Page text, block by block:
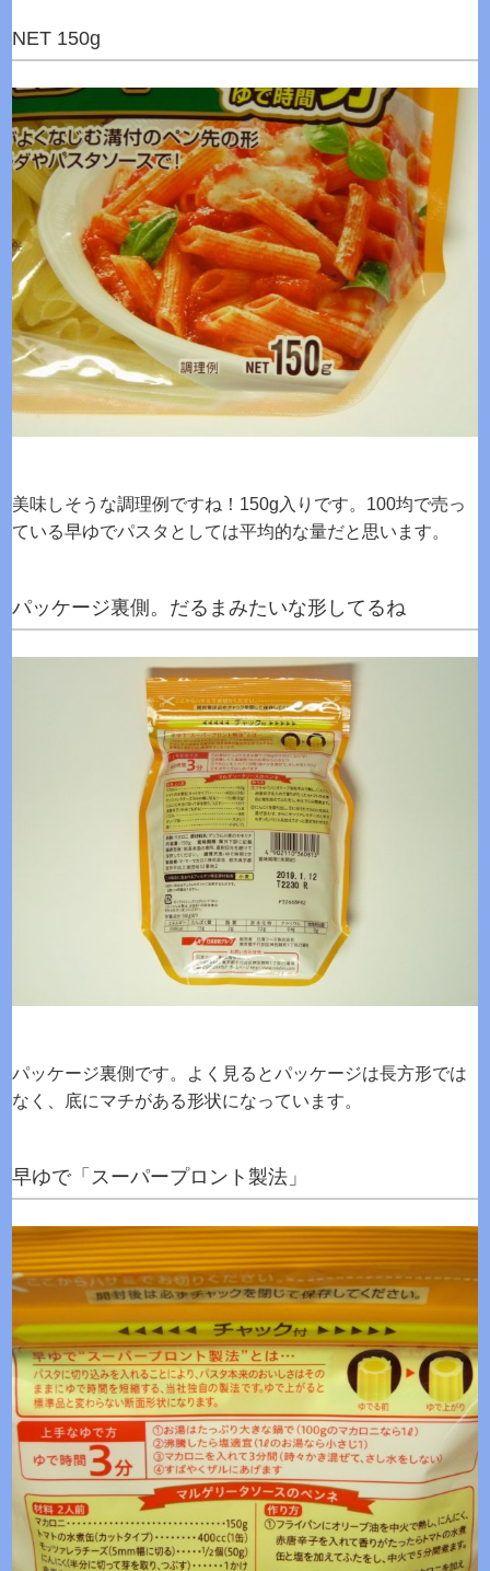
NET 150g
美味しそうな調理例ですね！150g入りです。100均で売っ
ている早ゆでパスタとしては平均的な量だと思います。
パッケージ裏側。だるまみたいな形してるね
パッケージ裏側です。よく見るとパッケージは長方形では
なく、底にマチがある形状になっています。
早ゆで「スーパープロント製法」